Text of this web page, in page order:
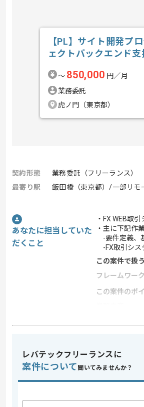
【PL】サイト開発プ
ェクトバックエンド支
〜 850,000 円／月
業務委託
虎ノ門（東京都）
契約形態
業務委託（フリーランス）
最寄り駅
飯田橋（東京都）/一部リモ
あなたに担当していた
だくこと
・FX WEB取
・主に下記作
-要件定義、
-FX取引シス
この案件で扱
フレームワーク
この案件のポ
スキル
求めるスキル
・JavaScript
歓迎スキル
レバテックフリーランスに
案件について 聞いてみませんか？